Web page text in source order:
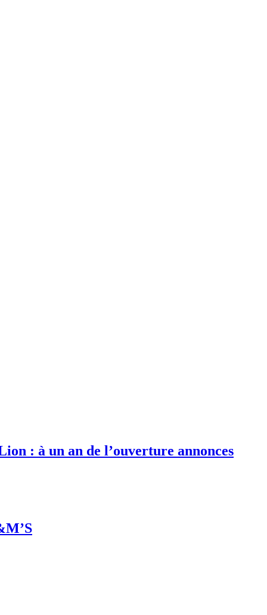
: à un an de l’ouverture annonces